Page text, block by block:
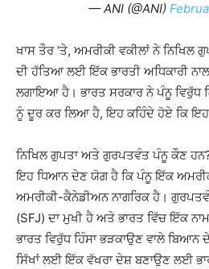
— ANI (@ANI)
ਖਾਸ ਤੌਰ ‘ਤੇ, ਅਮਰੀਕੀ ਵਕੀਲਾਂ ਨੇ ਨਿਖਿਲ
ਦੀ ਹੱਤਿਆ ਲਈ ਇੱਕ ਭਾਰਤੀ ਅਧਿਕਾਰੀ
ਲਗਾਇਆ ਹੈ। ਭਾਰਤ ਸਰਕਾਰ ਨੇ ਪੰਨੂ
ਨੂੰ ਦੂਰ ਕਰ ਲਿਆ ਹੈ, ਇਹ ਕਹਿੰਦੇ ਹੋਏ ਕਿ ਇਹ
ਨਿਖਿਲ ਗੁਪਤਾ ਅਤੇ ਗੁਰਪਤਵੰਤ ਪੰਨੂ ਕੌਣ
ਇਹ ਧਿਆਨ ਦੇਣ ਯੋਗ ਹੈ ਕਿ ਪੰਨੂ ਇੱਕ
ਅਮਰੀਕੀ-ਕੈਨੇਡੀਅਨ ਨਾਗਰਿਕ ਹੈ।
(SFJ) ਦਾ ਮੁਖੀ ਹੈ ਅਤੇ ਭਾਰਤ ਵਿੱਚ ਇੱਕ
ਭਾਰਤ ਵਿਰੁੱਧ ਹਿੰਸਾ ਭੜਕਾਉਣ ਵਾਲੇ ਬਿਆਨ
ਸਿੱਖਾਂ ਲਈ ਇੱਕ ਵੱਖਰਾ ਦੇਸ਼ ਬਣਾਉਣ ਲਈ